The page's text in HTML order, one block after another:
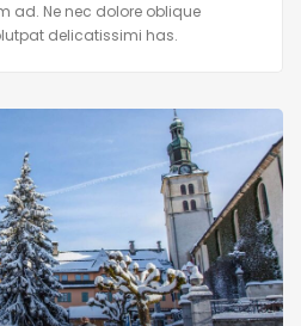
ad. Ne nec dolore oblique
delicatissimi has.